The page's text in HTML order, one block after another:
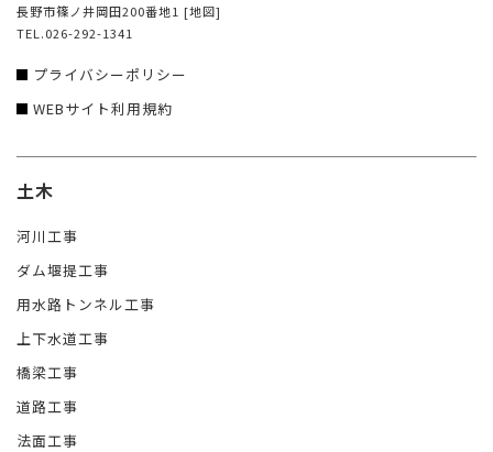
長野市篠ノ井岡田200番地1 [地図]
TEL.026-292-1341
プライバシーポリシー
WEBサイト利用規約
土木
河川工事
ダム堰提工事
用水路トンネル工事
上下水道工事
橋梁工事
道路工事
法面工事